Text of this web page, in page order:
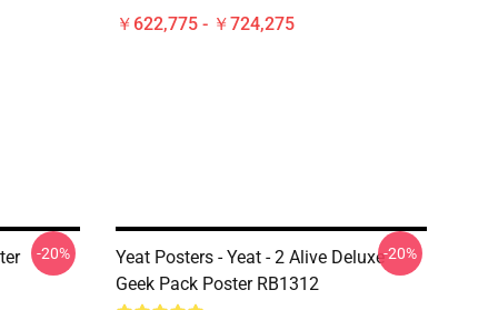
￥622,775 - ￥724,275
-20%
Yeat Posters - Yeat - 2 Alive Deluxe
Geek Pack Poster RB1312
-20%